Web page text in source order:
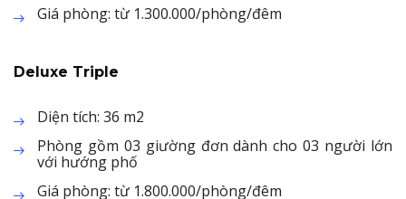
Giá phòng: từ 1.300.000/phòng/đêm
Deluxe Triple
Diện tích: 36 m2
Phòng gồm 03 giường đơn dành cho 03 người lớn
với hướng phố
Giá phòng: từ 1.800.000/phòng/đêm